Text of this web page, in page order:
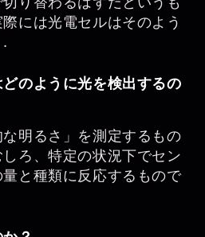
には光電セルはそのよう
のように光を検出するの
明るさ」を測定するもの
ろ、特定の状況下でセン
と種類に反応するもので